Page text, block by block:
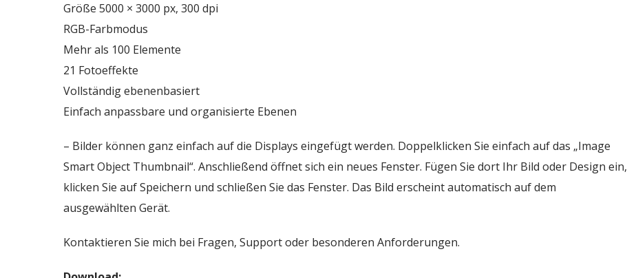
Größe 5000 × 3000 px, 300 dpi
RGB-Farbmodus
Mehr als 100 Elemente
21 Fotoeffekte
Vollständig ebenenbasiert
Einfach anpassbare und organisierte Ebenen
– Bilder können ganz einfach auf die Displays eingefügt werden. Doppelklicken Sie einfach auf das „Image
Smart Object Thumbnail“. Anschließend öffnet sich ein neues Fenster. Fügen Sie dort Ihr Bild oder Design ein,
klicken Sie auf Speichern und schließen Sie das Fenster. Das Bild erscheint automatisch auf dem
ausgewählten Gerät.
Kontaktieren Sie mich bei Fragen, Support oder besonderen Anforderungen.